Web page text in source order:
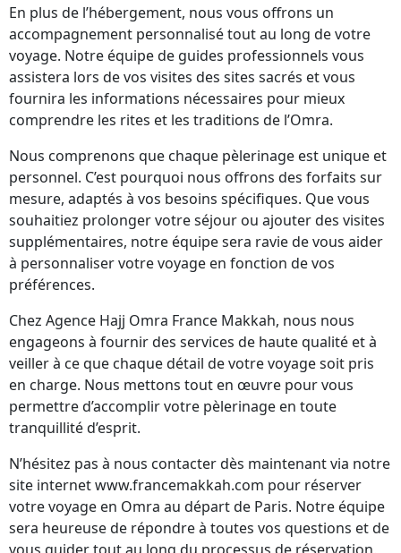
En plus de l’hébergement, nous vous offrons un
accompagnement personnalisé tout au long de votre
voyage. Notre équipe de guides professionnels vous
assistera lors de vos visites des sites sacrés et vous
fournira les informations nécessaires pour mieux
comprendre les rites et les traditions de l’Omra.
Nous comprenons que chaque pèlerinage est unique et
personnel. C’est pourquoi nous offrons des forfaits sur
mesure, adaptés à vos besoins spécifiques. Que vous
souhaitiez prolonger votre séjour ou ajouter des visites
supplémentaires, notre équipe sera ravie de vous aider
à personnaliser votre voyage en fonction de vos
préférences.
Chez Agence Hajj Omra France Makkah, nous nous
engageons à fournir des services de haute qualité et à
veiller à ce que chaque détail de votre voyage soit pris
en charge. Nous mettons tout en œuvre pour vous
permettre d’accomplir votre pèlerinage en toute
tranquillité d’esprit.
N’hésitez pas à nous contacter dès maintenant via notre
site internet www.francemakkah.com pour réserver
votre voyage en Omra au départ de Paris. Notre équipe
sera heureuse de répondre à toutes vos questions et de